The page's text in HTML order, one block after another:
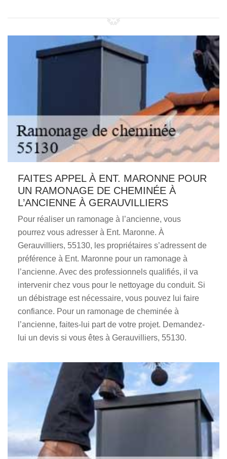
FAITES APPEL À ENT. MARONNE POUR
UN RAMONAGE DE CHEMINÉE À
L’ANCIENNE À GERAUVILLIERS
Pour réaliser un ramonage à l’ancienne, vous
pourrez vous adresser à Ent. Maronne. À
Gerauvilliers, 55130, les propriétaires s’adressent de
préférence à Ent. Maronne pour un ramonage à
l’ancienne. Avec des professionnels qualifiés, il va
intervenir chez vous pour le nettoyage du conduit. Si
un débistrage est nécessaire, vous pouvez lui faire
confiance. Pour un ramonage de cheminée à
l’ancienne, faites-lui part de votre projet. Demandez-
lui un devis si vous êtes à Gerauvilliers, 55130.